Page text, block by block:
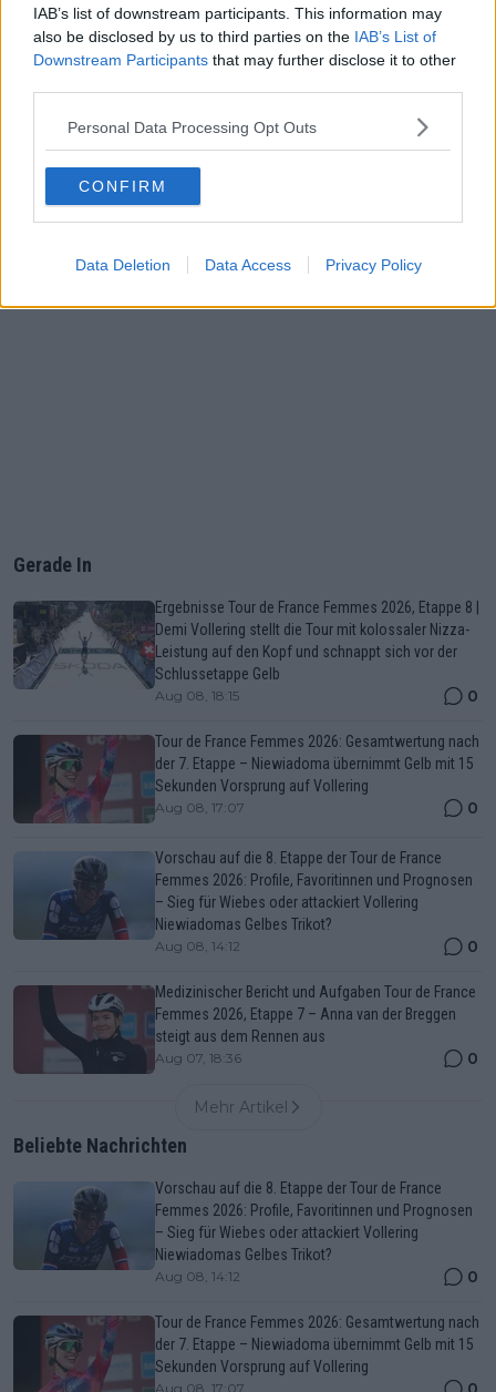
IAB’s list of downstream participants. This information may
also be disclosed by us to third parties on the IAB’s List of
Downstream Participants that may further disclose it to other
Personal Data Processing Opt Outs
CONFIRM
Data Deletion Data Access Privacy Policy
Gerade In
Ergebnisse Tour de France Femmes 2026, Etappe 8 |
Demi Vollering stellt die Tour mit kolossaler Nizza-
Leistung auf den Kopf und schnappt sich vor der
Schlussetappe Gelb
Aug 08, 18:15 0
Tour de France Femmes 2026: Gesamtwertung nach
der 7. Etappe – Niewiadoma übernimmt Gelb mit 15
Sekunden Vorsprung auf Vollering
Aug 08, 17:07 0
Vorschau auf die 8. Etappe der Tour de France
Femmes 2026: Profile, Favoritinnen und Prognosen
– Sieg für Wiebes oder attackiert Vollering
Niewiadomas Gelbes Trikot?
Aug 08, 14:12 0
Medizinischer Bericht und Aufgaben Tour de France
Femmes 2026, Etappe 7 – Anna van der Breggen
steigt aus dem Rennen aus
Aug 07, 18:36 0
Mehr Artikel
Beliebte Nachrichten
Vorschau auf die 8. Etappe der Tour de France
Femmes 2026: Profile, Favoritinnen und Prognosen
– Sieg für Wiebes oder attackiert Vollering
Niewiadomas Gelbes Trikot?
Aug 08, 14:12 0
Tour de France Femmes 2026: Gesamtwertung nach
der 7. Etappe – Niewiadoma übernimmt Gelb mit 15
Sekunden Vorsprung auf Vollering
Aug 08, 17:07